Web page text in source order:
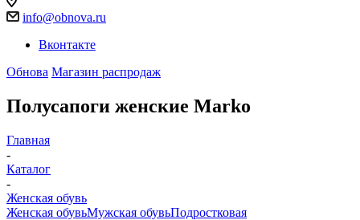
info@obnova.ru
Вконтакте
Обнова Магазин распродаж
Полусапоги женские Marko
Главная
-
Каталог
-
Женская обувь
Женская обувьМужская обувьПодростковая